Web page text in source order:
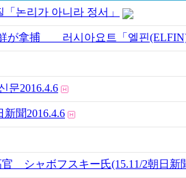
논리가 아니라 정서」
鮮が拿捕 러시아요트「엘핀
문2016.4.6
聞2016.4.6
シャボフスキー氏(15.11/2朝日新